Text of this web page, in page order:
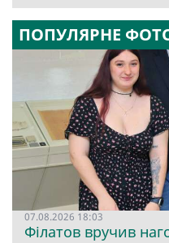
ПОПУЛЯРНЕ
07.08.2026 18:03
Філатов вручив